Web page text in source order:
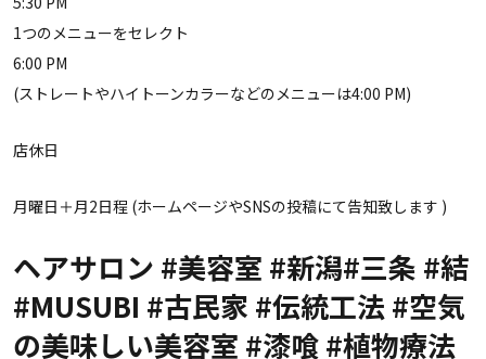
1つのメニューをセレクト
6:00 PM
(ストレートやハイトーンカラーなどのメニューは4:00 PM)
店休日
月曜日＋月2日程 (ホームページやSNSの投稿にて告知致します )
ヘアサロン #美容室 #新潟#三条 #結
#MUSUBI #古民家 #伝統工法 #空気
の美味しい美容室 #漆喰 #植物療法